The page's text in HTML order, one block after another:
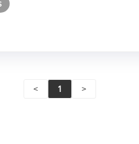
< 1 >